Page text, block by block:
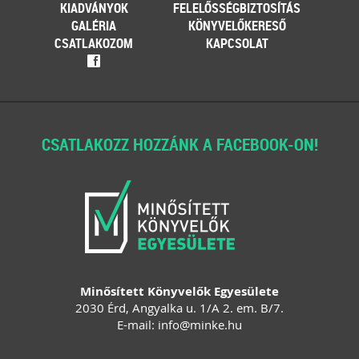
KIADVÁNYOK
FELELŐSSÉGBIZTOSÍTÁS
GALÉRIA
KÖNYVELŐKERESŐ
CSATLAKOZOM
KAPCSOLAT
f
CSATLAKOZZ HOZZÁNK A FACEBOOK-ON!
Minősített Könyvelők Egyesülete
2030 Érd, Angyalka u. 1/A 2. em. B/7.
E-mail: info@minke.hu